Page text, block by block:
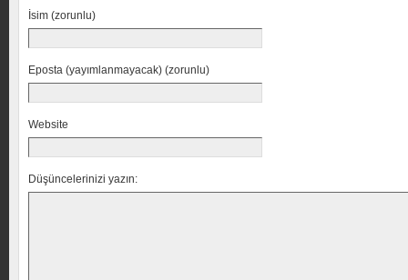
İsim (zorunlu)
Eposta (yayımlanmayacak) (zorunlu)
Website
Düşüncelerinizi yazın: